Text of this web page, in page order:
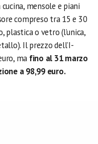
mensole e piani
compreso tra 15 e 30
o vetro (l’unica,
Il prezzo dell’I-
ma fino al 31 marzo
a 98,99 euro.